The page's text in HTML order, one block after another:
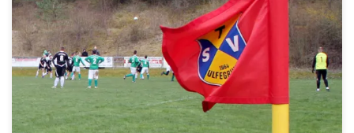
Die letzten Jugendspiele vor der Winterpause stehen noch
an, und die Erste freut sich am Sonntag auf einen echten
Knüller daheim in Ulfen. Freitag, 14. November 2025 18.30
Uhr in KammerbachB-Jugend: JSG Kammerbach/Berkatal
– H/N/U/N 2:1 (0:1)Tor für H/N/U/N: Manuel Berger Samstag,
15. November 2025 14.00 Uhr in UlfenA-Jugend: H/N/U/N […]